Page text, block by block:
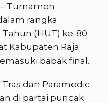
Turnamen
rangka
(HUT) ke-80
Kabupaten Raja
babak final.
dan Paramedic
di partai puncak